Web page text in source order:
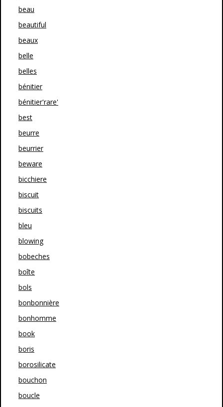
beau
beautiful
beaux
belle
belles
bénitier
bénitier'rare'
best
beurre
beurrier
beware
bicchiere
biscuit
biscuits
bleu
blowing
bobeches
boîte
bols
bonbonnière
bonhomme
book
boris
borosilicate
bouchon
boucle